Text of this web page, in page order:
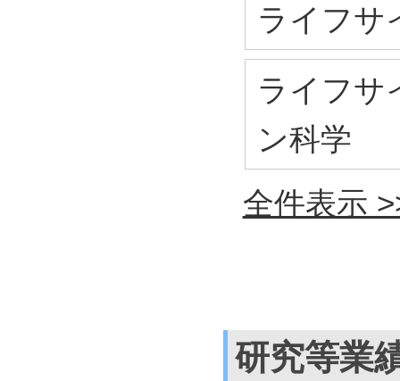
ライフサ
ライフサ
ン科学
全件表示
研究等業